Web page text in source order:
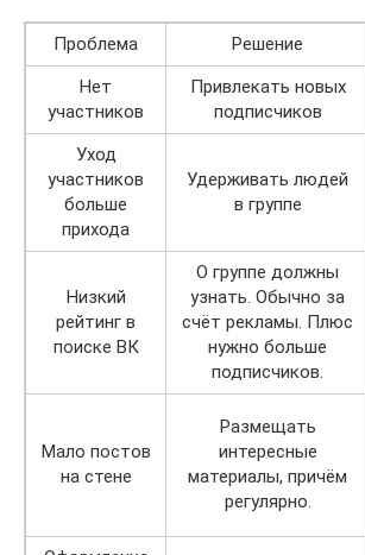
Проблема Решение
Нет
участников
Привлекать новых
подписчиков
Уход
участников
больше
прихода
Удерживать людей
в группе
Низкий
рейтинг в
поиске ВК
О группе должны
узнать. Обычно за
счёт рекламы. Плюс
нужно больше
подписчиков.
Мало постов
на стене
Размещать
интересные
материалы, причём
регулярно.